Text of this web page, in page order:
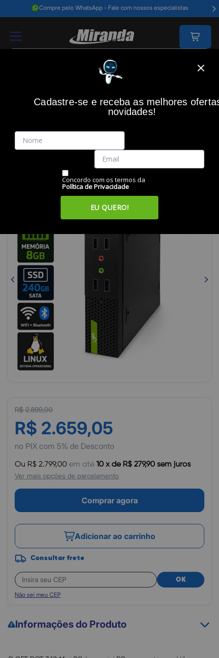
Compre pelo WhatsApp - Fale com nossos especialistas
R$ 2.899,00
R$ 2.659,05
no PIX com 5% de Desconto
Ou R$ 2.799,00 em até 10 x de R$ 279,90 sem juros
Ver mais opções de parcelamento
Comprar agora
Adicionar ao carrinho
Consultar frete
OK
Não sei meu CEP
Mini PC Dot, Core i3-1005G1, Memória 8GB, SSD 240GB, Wi-Fi,
Linux, GET
Código: 51173
Miranda
Informações do Produto
Cadastre-se e receba as melhores
novidades!
Concordo com os termos da
Política de Privacidade
EU QUERO!